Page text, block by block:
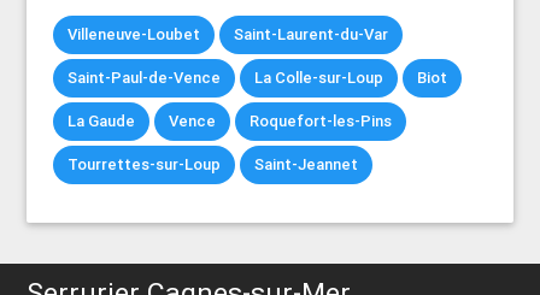
Villeneuve-Loubet Saint-Laurent-du-Var
Saint-Paul-de-Vence La Colle-sur-Loup Biot
La Gaude Vence Roquefort-les-Pins
Tourrettes-sur-Loup Saint-Jeannet